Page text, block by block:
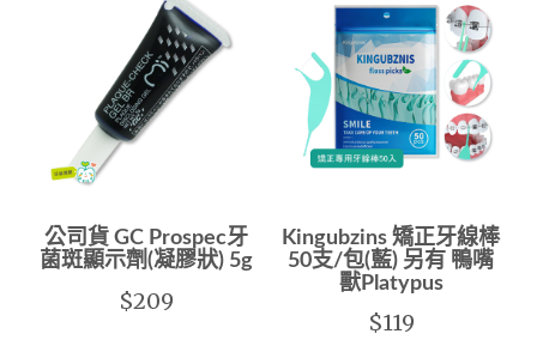
公司貨 GC Prospec牙
菌斑顯示劑(凝膠狀) 5g
$209
Kingubzins 矯正牙線棒
50支/包(藍) 另有 鴨嘴
獸Platypus
$119